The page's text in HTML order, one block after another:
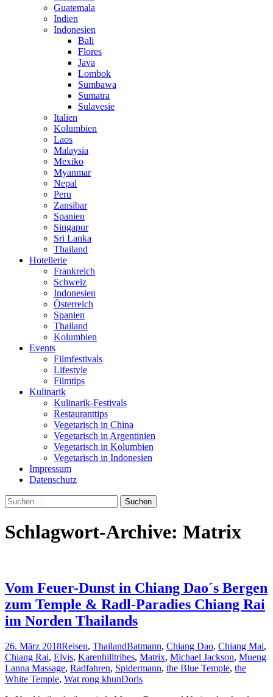
Guatemala
Indien
Indonesien
Bali
Flores
Java
Lombok
Sumbawa
Sumatra
Sulavesie
Italien
Kolumbien
Laos
Malaysia
Mexiko
Myanmar
Nepal
Peru
Zansibar
Spanien
Singapur
Sri Lanka
Thailand
Hotellerie
Frankreich
Schweiz
Indonesien
Österreich
Spanien
Thailand
Kolumbien
Events
Filmfestivals
Lifestyle
Filmtips
Kulinarik
Kulinarik-Festivals
Restauranttips
Vegetarisch in China
Vegetarisch in Argentinien
Vegetarisch in Kolumbien
Vegetarisch in Indonesien
Impressum
Datenschutz
Suchen
nach:
Schlagwort-Archive: Matrix
Vom Feuer-Dunst in Chiang Dao´s Bergen
zum Temple & Radl-Paradies Chiang Rai
im Norden Thailands
26. März 2018Reisen, ThailandBatmann, Chiang Dao, Chiang Mai,
Chiang Rai, Elvis, Karenhilltribes, Matrix, Michael Jackson, Mueng
Lanna Massage, Radfahren, Spidermann, the Blue Temple, the
White Temple, Wat rong khunDoris